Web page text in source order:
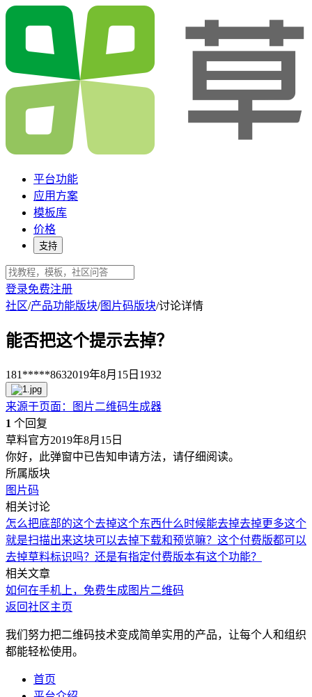
平台功能
应用方案
模板库
价格
支持
登录免费注册
社区/产品功能版块/图片码版块/讨论详情
能否把这个提示去掉？
181*****8632019年8月15日 1932
来源于页面 ：
图片二维码生成器
1 个回复
草料官方2019年8月15日
你好，此弹窗中已告知申请方法，请仔细阅读。
所属版块
图片码
相关讨论
怎么把底部的这个去掉这个东西什么时候能去掉去掉更多这个
就是扫描出来这块可以去掉下载和预览嘛？ 这个付费版都可以
去掉草料标识吗？还是有指定付费版本有这个功能？
相关文章
如何在手机上，免费生成图片二维码
返回社区主页
我们努力把二维码技术变成简单实用的产品，让每个人和组织
都能轻松使用。
首页